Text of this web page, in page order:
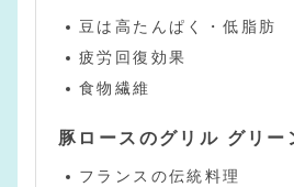
豆は高たんぱく・低脂肪
疲労回復効果
食物繊維
豚ロースのグリル グリー
フランスの伝統料理